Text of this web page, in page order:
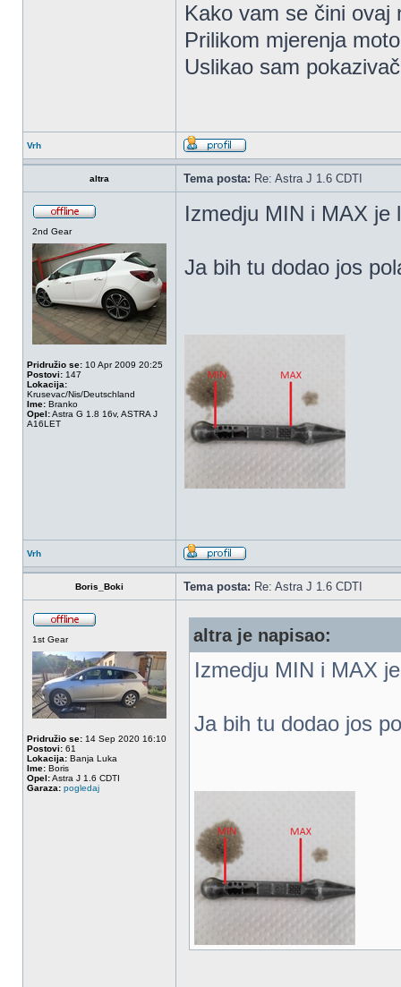
Kako vam se čini ovaj
Prilikom mjerenja
Uslikao sam
Vrh
altra Tema posta: Re: Astra J 1.6 CDTI
2nd Gear
Pridružio se: 10 Apr 2009 20:25
Postovi: 147
Lokacija:
Krusevac/Nis/Deutschland
Ime: Branko
Opel:Astra G 1.8 16v, ASTRA J
A16LET
Izmedju MIN i MAX je
Ja bih tu dodao jos
Vrh
Boris_Boki Tema posta: Re: Astra J 1.6 CDTI
1st Gear
Pridružio se: 14 Sep 2020 16:10
Postovi: 61
Lokacija: Banja Luka
Ime: Boris
Opel:Astra J 1.6 CDTI
Garaza: pogledaj
altra je napisao:
Izmedju MIN i MAX
Ja bih tu dodao jos